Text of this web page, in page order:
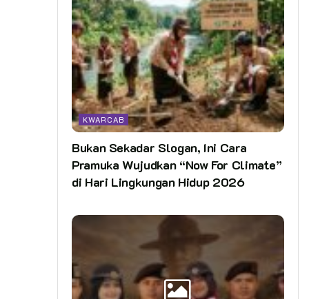
KWARCAB
Bukan Sekadar Slogan, Ini Cara
Pramuka Wujudkan “Now For Climate”
di Hari Lingkungan Hidup 2026